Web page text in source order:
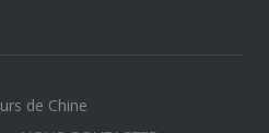
de Chine